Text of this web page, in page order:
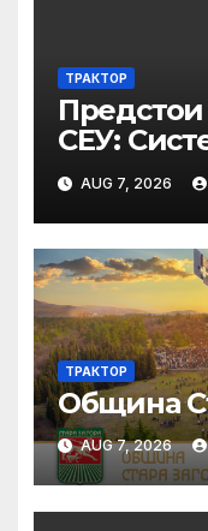
ТРАКТОР
СЕУ:
временно
и 11 август
AUG 7, 2026
ТРАКТОР
Община
AUG 7, 2026